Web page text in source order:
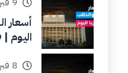
أسعار
اليوم | 9 فبراير الإثنين 2026
8 فبراير, 2026 - 09:21 ص